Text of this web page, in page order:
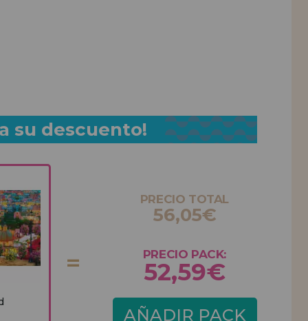
su descuento!
PRECIO TOTAL
56,05€
PRECIO PACK:
52,59€
AÑADIR PACK